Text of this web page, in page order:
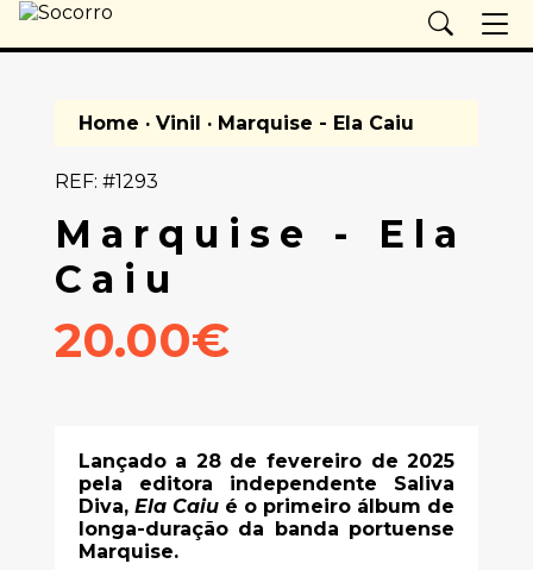
Home · Vinil · Marquise - Ela Caiu
REF: #1293
Marquise - Ela
Caiu
20.00€
Lançado a 28 de fevereiro de 2025
pela editora independente Saliva
Diva, Ela Caiué o primeiro álbum de
longa-duração da banda portuense
Marquise.